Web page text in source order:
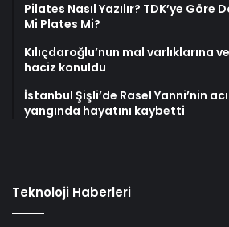
Pilates Nasıl Yazılır? TDK’ye Göre
Mi Plates Mi?
Kılıçdaroğlu’nun mal varlıklarına
haciz konuldu
İstanbul Şişli’de Rasel Yanni’nin
yangında hayatını kaybetti
Teknoloji Haberleri